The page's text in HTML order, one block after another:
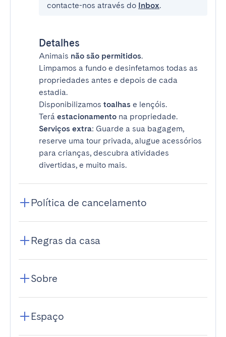
contacte-nos através do Inbox.
Detalhes
Animais não são permitidos.
Limpamos a fundo e desinfetamos todas as
propriedades antes e depois de cada
estadia.
Disponibilizamos toalhas e lençóis.
Terá estacionamento na propriedade.
Serviços extra: Guarde a sua bagagem,
reserve uma tour privada, alugue acessórios
para crianças, descubra atividades
divertidas, e muito mais.
Política de cancelamento
Regras da casa
Sobre
Espaço